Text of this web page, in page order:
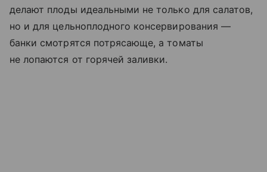
делают плоды идеальными не только для салатов,
но и для цельноплодного консервирования —
банки смотрятся потрясающе, а томаты
не лопаются от горячей заливки.